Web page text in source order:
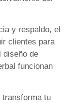
y respaldo, el
clientes para
diseño de
funcionan
transforma tu